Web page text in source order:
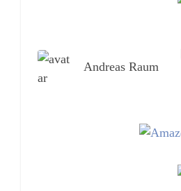
Andreas Raum